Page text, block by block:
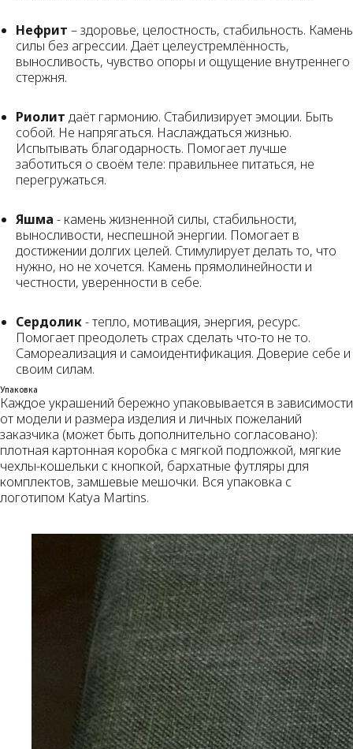
Нефрит – здоровье, целостность, стабильность. Камень
силы без агрессии. Даёт целеустремлённость,
выносливость, чувство опоры и ощущение внутреннего
стержня.
Риолит даёт гармонию. Стабилизирует эмоции. Быть
собой. Не напрягаться. Наслаждаться жизнью.
Испытывать благодарность. Помогает лучше
заботиться о своём теле: правильнее питаться, не
перегружаться.
Яшма - камень жизненной силы, стабильности,
выносливости, неспешной энергии. Помогает в
достижении долгих целей. Стимулирует делать то, что
нужно, но не хочется. Камень прямолинейности и
честности, уверенности в себе.
Сердолик- тепло, мотивация, энергия, ресурс.
Помогает преодолеть страх сделать что-то не то.
Самореализация и самоидентификация. Доверие себе и
своим силам.
Упаковка
Каждое украшений бережно упаковывается в зависимости
от модели и размера изделия и личных пожеланий
заказчика (может быть дополнительно согласовано):
плотная картонная коробка с мягкой подложкой, мягкие
чехлы-кошельки с кнопкой, бархатные футляры для
комплектов, замшевые мешочки. Вся упаковка с
логотипом Katya Martins.